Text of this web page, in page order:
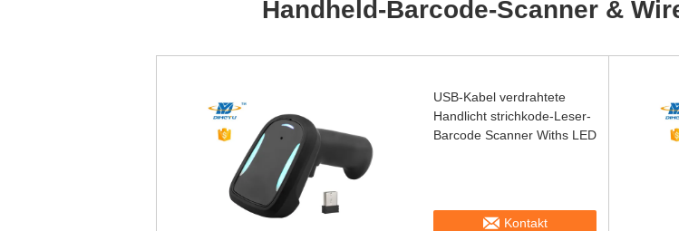
Handheld-Barcode-Scanner &
USB-Kabel verdrahtete
Handlicht strichkode-Leser-
Barcode Scanner Withs LED
Kontakt